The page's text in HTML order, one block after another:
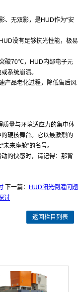
、无双影，是HUD作为“安
没有足够抗光性能，极易
破70℃，HUD内部电子元
系统崩溃。
产品老化过程，降低售后风
质量与环境适应力的集中体
硬核舞台。它以最激烈的
来座舱”的名号。
的快感时，请记得：那背
下一篇：
HUD阳光倒灌问题
讨
返回栏目列表